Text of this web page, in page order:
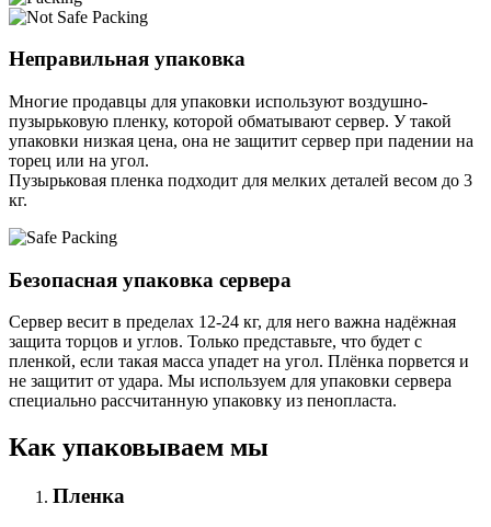
Неправильная упаковка
Многие продавцы для упаковки используют воздушно-
пузырьковую пленку, которой обматывают сервер. У такой
упаковки низкая цена, она не защитит сервер при падении на
торец или на угол.
Пузырьковая пленка подходит для мелких деталей весом до 3
кг.
Безопасная упаковка сервера
Сервер весит в пределах 12-24 кг, для него важна надёжная
защита торцов и углов. Только представьте, что будет с
пленкой, если такая масса упадет на угол. Плёнка порвется и
не защитит от удара. Мы используем для упаковки сервера
специально расcчитанную упаковку из пенопласта.
Как упаковываем мы
Пленка